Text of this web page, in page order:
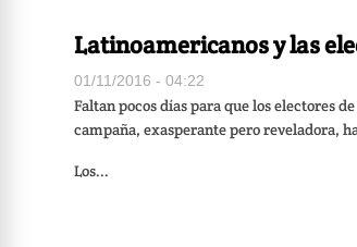
Latinoamericanos y las
01/11/2016 - 04:22
Faltan pocos días para que los electores
campaña, exasperante pero reveladora,
Los...